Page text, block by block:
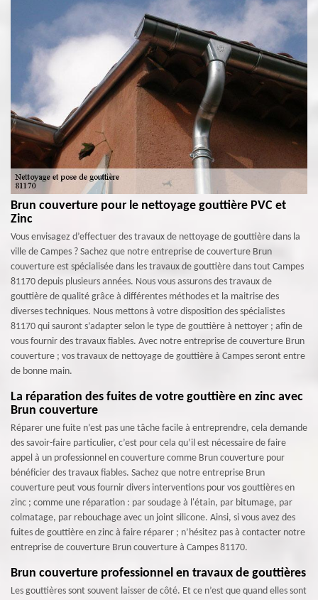
Brun couverture pour le nettoyage gouttière PVC et
Zinc
Vous envisagez d’effectuer des travaux de nettoyage de gouttière dans la
ville de Campes ? Sachez que notre entreprise de couverture Brun
couverture est spécialisée dans les travaux de gouttière dans tout Campes
81170 depuis plusieurs années. Nous vous assurons des travaux de
gouttière de qualité grâce à différentes méthodes et la maitrise des
diverses techniques. Nous mettons à votre disposition des spécialistes
81170 qui sauront s’adapter selon le type de gouttière à nettoyer ; afin de
vous fournir des travaux fiables. Avec notre entreprise de couverture Brun
couverture ; vos travaux de nettoyage de gouttière à Campes seront entre
de bonne main.
La réparation des fuites de votre gouttière en zinc avec
Brun couverture
Réparer une fuite n’est pas une tâche facile à entreprendre, cela demande
des savoir-faire particulier, c’est pour cela qu’il est nécessaire de faire
appel à un professionnel en couverture comme Brun couverture pour
bénéficier des travaux fiables. Sachez que notre entreprise Brun
couverture peut vous fournir divers interventions pour vos gouttières en
zinc ; comme une réparation : par soudage à l'étain, par bitumage, par
colmatage, par rebouchage avec un joint silicone. Ainsi, si vous avez des
fuites de gouttière en zinc à faire réparer ; n’hésitez pas à contacter notre
entreprise de couverture Brun couverture à Campes 81170.
Brun couverture professionnel en travaux de gouttières
Les gouttières sont souvent laisser de côté. Et ce n’est que quand elles sont